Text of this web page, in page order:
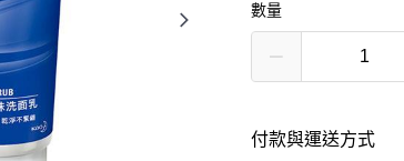
數量
付款與運送方式